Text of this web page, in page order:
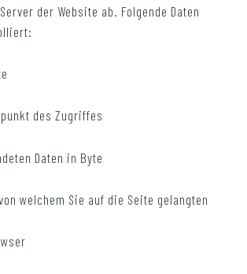
der Website ab. Folgende Daten
des Zugriffes
Daten in Byte
welchem Sie auf die Seite gelangten